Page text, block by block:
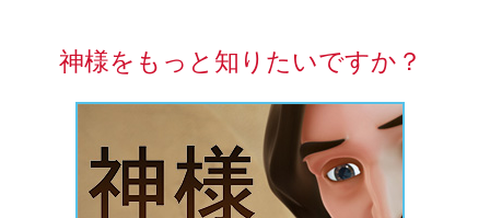
神様をもっと知りたいですか？